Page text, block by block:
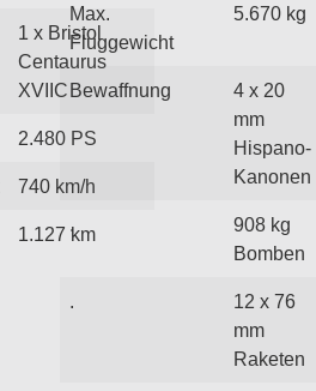
1 x Bristol
Centaurus
XVIIC
2.480 PS
740 km/h
1.127 km
Max.
Fluggewicht
5.670 kg
Bewaffnung
4 x 20
mm
Hispano-
Kanonen
.
908 kg
Bomben
12 x 76
mm
Raketen